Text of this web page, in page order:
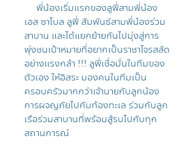
พี่น้องเริ่มแรกของลูฟี่สามพี่น้อง
เอส ซาโบล ลูฟี่ สัมพันธ์สามพี่น้องร่วม
สาบาน และได้แยกย้ายกันไปมุ่งสู่การ
พุ่งชนเป้าหมายที่อยากเป็นราชาโจรสลัด
อย่างแรงกล้า !!! ลูฟี่เชื่อมั่นในทีมของ
ตัวเอง ให้อิสระ มองคนในทีมเป็น
ครอบครัวมากกว่าเจ้านายกับลูกน้อง
การผจญภัยไปกับท้องทะเล ร่วมกับลูก
เรือร่วมสาบานที่พร้อมสู้รบไปกับทุก
สถานการณ์